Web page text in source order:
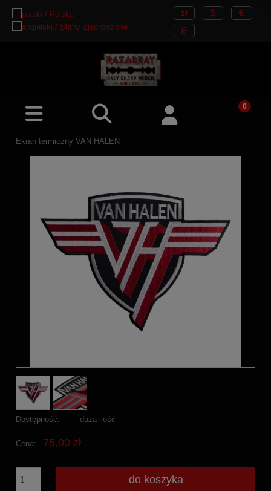
Ekran termiczny VAN HALEN
Dostępność: duża ilość
Cena: 75,00 zł
do koszyka